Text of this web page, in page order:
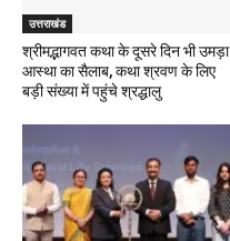
उत्तराखंड
श्रीमद्भागवत कथा के दूसरे दिन भी उमड़ा
आस्था का सैलाब, कथा श्रवण के लिए
बड़ी संख्या में पहुंचे श्रद्धालु